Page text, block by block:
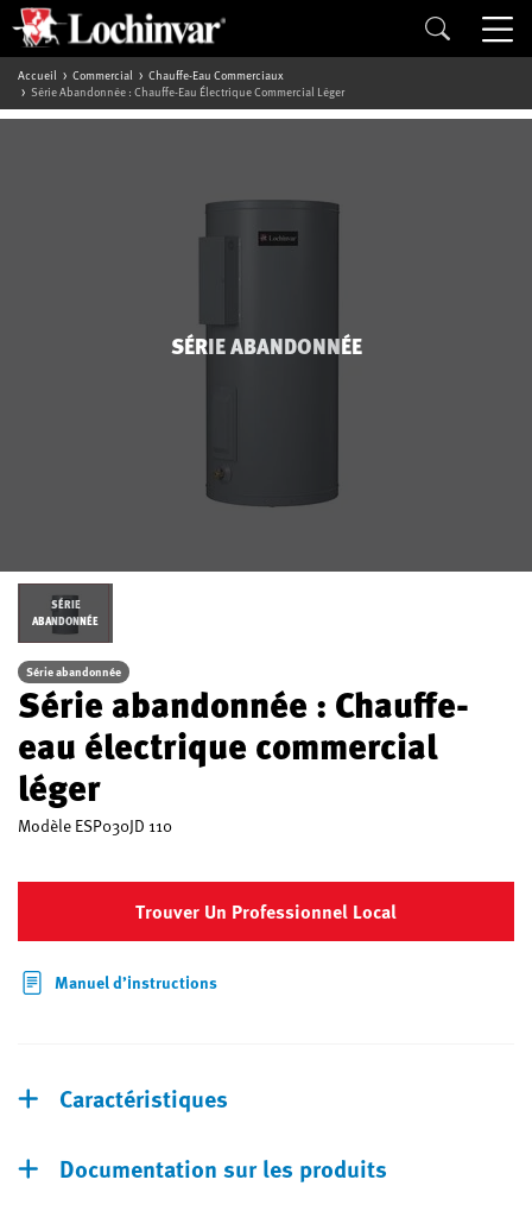
Accueil Commercial
Chauffe-Eau Commerciaux
Série Abandonnée : Chauffe-Eau Électrique Commercial Léger
SÉRIE ABANDONNÉE
SÉRIE
ABANDONNÉE
Série abandonnée
Série abandonnée : Chauffe-
eau électrique commercial
léger
ModèleESP030JD 110
Trouver Un Professionnel Local
Manuel d’instructions
Caractéristiques
Documentation sur les produits